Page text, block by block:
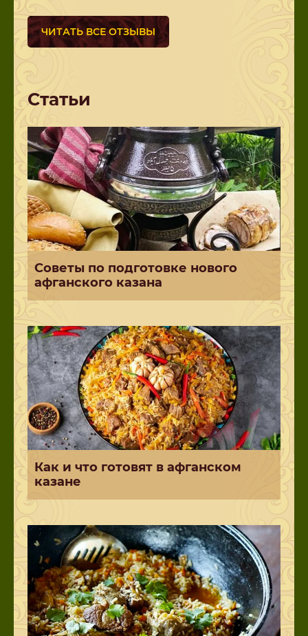
ЧИТАТЬ ВСЕ ОТЗЫВЫ
Статьи
Советы по подготовке нового
афганского казана
Как и что готовят в афганском
казане